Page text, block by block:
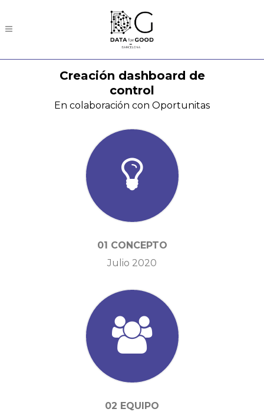
Creación dashboard de
control
En colaboración con Oportunitas
01 CONCEPTO
Julio 2020
02 EQUIPO